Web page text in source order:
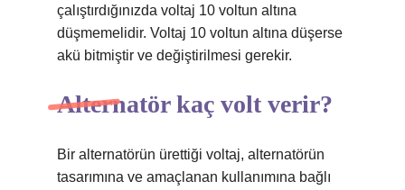
çalıştırdığınızda voltaj 10 voltun altına
düşmemelidir. Voltaj 10 voltun altına düşerse
akü bitmiştir ve değiştirilmesi gerekir.
Alternatör kaç volt verir?
Bir alternatörün ürettiği voltaj, alternatörün
tasarımına ve amaçlanan kullanımına bağlı